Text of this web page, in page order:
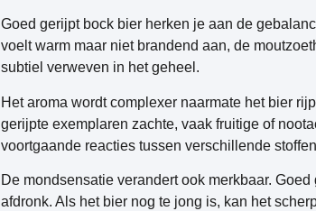
Goed gerijpt bock bier herken je aan de
voelt warm maar niet brandend aan, de
subtiel verweven in het geheel.
Het aroma wordt complexer naarmate het bier
gerijpte exemplaren zachte, vaak fruitige of
voortgaande reacties tussen verschillende
De mondsensatie verandert ook merkbaar.
afdronk. Als het bier nog te jong is, kan het